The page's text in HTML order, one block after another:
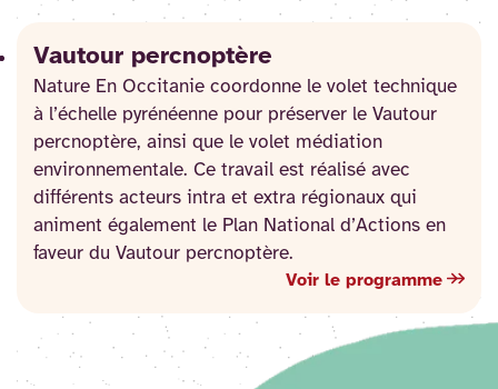
Vautour percnoptère
Nature En Occitanie coordonne le volet technique
à l’échelle pyrénéenne pour préserver le Vautour
percnoptère, ainsi que le volet médiation
environnementale. Ce travail est réalisé avec
différents acteurs intra et extra régionaux qui
animent également le Plan National d’Actions en
faveur du Vautour percnoptère.
Voir le programme